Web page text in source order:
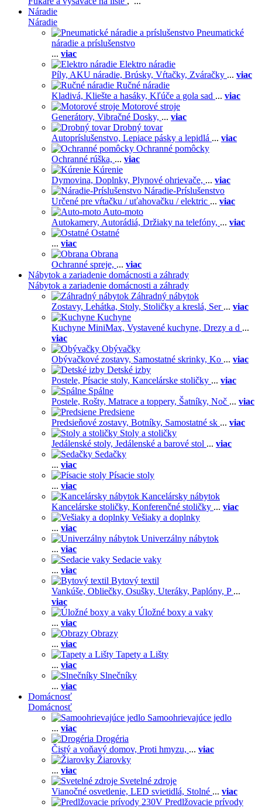
Náradie
Náradie
Pneumatické
náradie a príslušenstvo
... viac
Elektro náradie
Píly, AKU náradie, Brúsky, Vŕtačky, Zváračky ... viac
Ručné náradie
Kladivá, Kliešte a hasáky, Kľúče a gola sad ... viac
Motorové stroje
Generátory, Vibračné Dosky, ... viac
Drobný tovar
Autopríslušenstvo, Lepiace pásky a lepidlá ... viac
Ochranné pomôcky
Ochranné rúška, ... viac
Kúrenie
Dymovina, Doplnky, Plynové ohrievače, ... viac
Náradie-Príslušenstvo
Určené pre vŕtačku / uťahovačku / elektric ... viac
Auto-moto
Autokamery, Autorádiá, Držiaky na telefóny, ... viac
Ostatné
... viac
Obrana
Ochranné spreje, ... viac
Nábytok a zariadenie domácnosti a záhrady
Nábytok a zariadenie domácnosti a záhrady
Záhradný nábytok
Zostavy, Lehátka, Stoly, Stoličky a kreslá, Ser ... viac
Kuchyne
Kuchyne MiniMax, Vystavené kuchyne, Drezy a d ...
viac
Obývačky
Obývačkové zostavy, Samostatné skrinky, Ko ... viac
Detské izby
Postele, Písacie stoly, Kancelárske stoličky ... viac
Spálne
Postele, Rošty, Matrace a toppery, Šatníky, Noč ... viac
Predsiene
Predsieňové zostavy, Botníky, Samostatné sk ... viac
Stoly a stoličky
Jedálenské stoly, Jedálenské a barové stol ... viac
Sedačky
... viac
Písacie stoly
... viac
Kancelársky nábytok
Kancelárske stoličky, Konferenčné stoličky ... viac
Vešiaky a doplnky
... viac
Univerzálny nábytok
... viac
Sedacie vaky
... viac
Bytový textil
Vankúše, Obliečky, Osušky, Uteráky, Paplóny, P ...
viac
Úložné boxy a vaky
... viac
Obrazy
... viac
Tapety a Lišty
... viac
Slnečníky
... viac
Domácnosť
Domácnosť
Samoohrievajúce jedlo
... viac
Drogéria
Čistý a voňavý domov, Proti hmyzu, ... viac
Žiarovky
... viac
Svetelné zdroje
Vianočné osvetlenie, LED svietidlá, Stolné ... viac
Predlžovacie prívody